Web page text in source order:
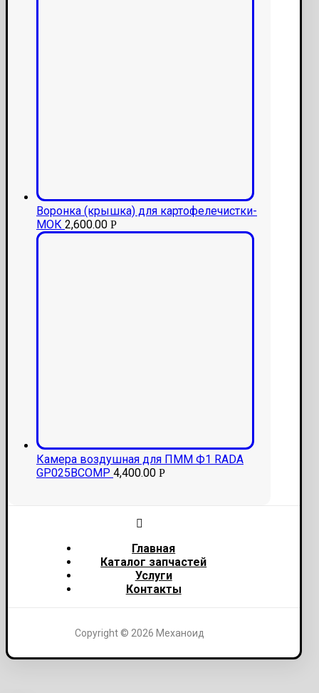
Воронка (крышка) для картофелечистки-
МОК 2,600.00 Р
Камера воздушная для ПММ Ф1 RADA
GP025BCOMP 4,400.00 Р
Главная
Каталог запчастей
Услуги
Контакты
Copyright © 2026 Механоид